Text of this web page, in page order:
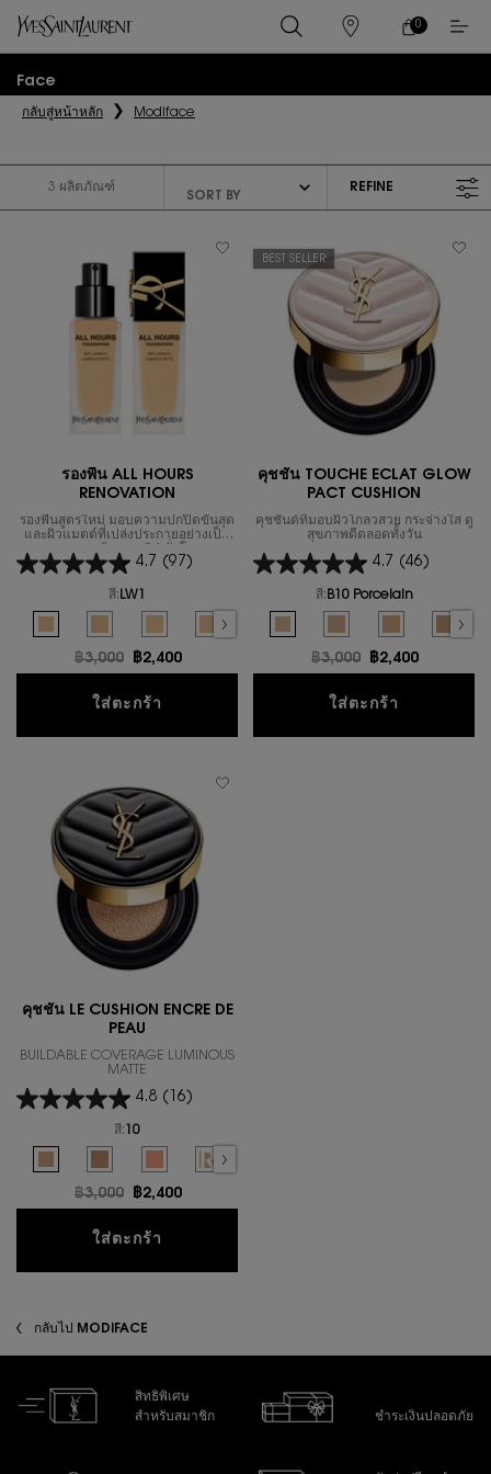
ร้าน
ค้า
ตะกร้า
0
0 PRODUCT IN
Face
กลับสู่หน้าหลัก Modiface
3 ผลิตภัณฑ์ REFINE
รองพื้น ALL HOURS
RENOVATION
รองพื้นสูตรใหม่ มอบความปกปิดขั้นสุด
และผิวแมตต์ที่เปล่งประกายอย่างเป็น
4.7 (97)
สี: LW1
for รองพื้น ALL HOURS RENOVATION
LW1 color for รองพื้น ALL HOURS RENOVATION, 1 of 10
LW7 color for รองพื้น ALL HOURS RENOVATION, 2 of 10
The product variation is out of stock, LN4 color for รอง
Selected
LC5 color for รองพื้น ALL HOURS
The product variation is out of stock,
MN7 color for รองพื้น ALL
The productSelected
The
ราคาเก่า
฿3,000 ราคาใหม่
฿2,400
ใส่ตะกร้า รองพื้น ALL HOURS RENOVATION
BEST SELLER
คุชชั่น TOUCHE ECLAT GLOW
PACT CUSHION
คุชชั่นด์ที่มอบผิวโกลวสวย กระจ่างใส ดู
สุขภาพดีตลอดทั้งวัน
4.7 (46)
สี: B10 Porcelain
for คุชชั่น TOUCHE
B10 Porcelain color for คุชชั่น
B20 Ivory color for คุชชั่น
B30 Almond
B25
ราคาเก่า
฿3,000 ราคาใหม่
฿2,400
ใส่ตะกร้า
คุชชั่น LE CUSHION ENCRE DE
PEAU
BUILDABLE COVERAGE LUMINOUS
MATTE
4.8 (16)
สี: 10
for คุชชั่น LE CUSHION ENCRE DE PEAU
10 color for คุชชั่น LE CUSHION ENCRE DE PEAU, 1 of 6
20 color for คุชชั่น LE CUSHION ENCRE DE PEAU, 2 of 6
Selected
30 color for คุชชั่น LE CUSHION ENCRE DE PEAU, 3 of 6
Selected
REFILL 10 color for คุชชั่น LE CUSHION ENCRE
ราคาเก่า
฿3,000 ราคาใหม่
฿2,400
ใส่ตะกร้า
กลับไป MODIFACE
สิทธิพิเศษ
สำหรับสมาชิก
ชำระเงินปลอดภัย